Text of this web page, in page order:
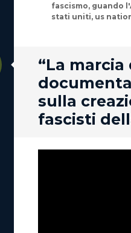
fascismo, guando
stati uniti, us
“La marcia
sulla
fascisti
Standard